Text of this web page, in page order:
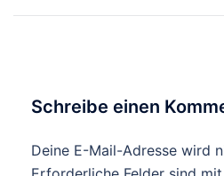
Schreibe einen
Deine E-Mail-Adresse wird